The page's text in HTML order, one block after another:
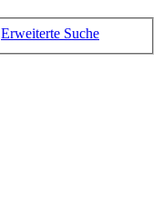
Erweiterte Suche